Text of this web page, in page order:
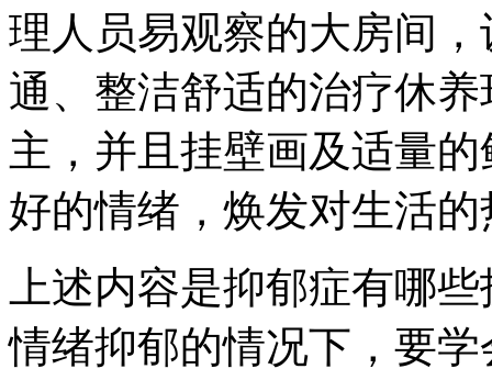
理人员易观察的大房间
通、整洁舒适的治疗休
主，并且挂壁画及适量
好的情绪，焕发对生活的
上述内容是抑郁症有哪
情绪抑郁的情况下，要